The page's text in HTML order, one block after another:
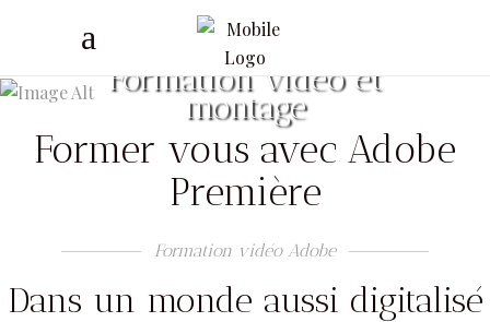
Formation vidéo et
montage
Former vous avec Adobe
Première
Formation vidéo Adobe
Dans un monde aussi digitalisé